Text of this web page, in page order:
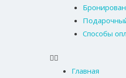
Способы
Главная